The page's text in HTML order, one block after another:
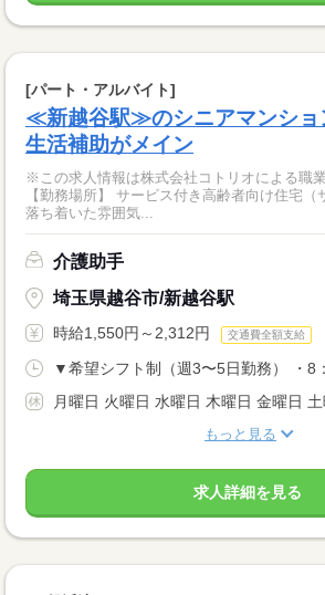
[パート・アルバイト]
≪新越谷駅≫のシニアマンシ
生活補助がメイン
※この求人情報は株式会社コトリオによる職
【勤務場所】 サービス付き高齢者向け住宅（サ高住） 【
落ち着いた雰囲気...
介護助手
埼玉県越谷市/新越谷駅
時給1,550円～2,312円 交通費全額支給
▼希望シフト制（週3〜5日勤務） ・8
月曜日 火曜日 水曜日 木曜日 金曜日
もっと見る
求人詳細を見る